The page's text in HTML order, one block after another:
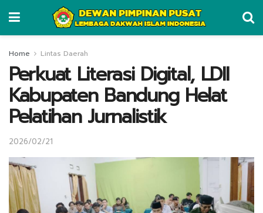
Home Lintas Daerah
Perkuat Literasi Digital, LDII
Kabupaten Bandung Helat
Pelatihan Jurnalistik
2026/02/21